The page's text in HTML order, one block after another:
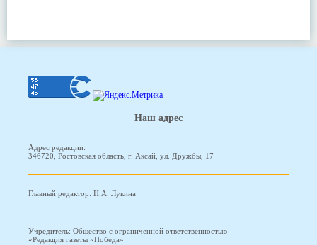
Наш адрес
Адрес редакции:
346720, Ростовская область, г. Аксай, ул. Дружбы, 17
Главный редактор: Н.А. Лукина
Учредитель: Общество с ограниченной ответственностью
«Редакция газеты «Победа»